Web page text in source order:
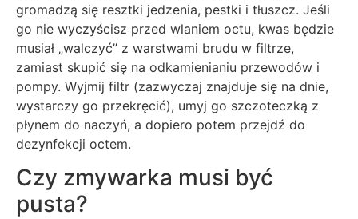
gromadzą się resztki jedzenia, pestki i tłuszcz. Jeśli
go nie wyczyścisz przed wlaniem octu, kwas będzie
musiał „walczyć” z warstwami brudu w filtrze,
zamiast skupić się na odkamienianiu przewodów i
pompy. Wyjmij filtr (zazwyczaj znajduje się na dnie,
wystarczy go przekręcić), umyj go szczoteczką z
płynem do naczyń, a dopiero potem przejdź do
dezynfekcji octem.
Czy zmywarka musi być
pusta?